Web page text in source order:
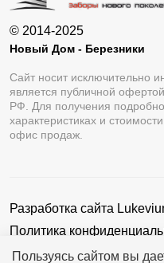
Пользуясь сайтом вы
© 2014-2025
Новый Дом - Березники
Сайт носит исключительно
является публичной
РФ. Для получения
характеристиках и
офис продаж.
Разработка сайта
Политика
Пользовательское